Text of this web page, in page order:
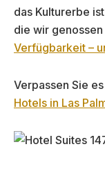
das Kulturerbe
die wir genossen
Verfügbarkeit –
Verpassen Sie
Hotels in Las